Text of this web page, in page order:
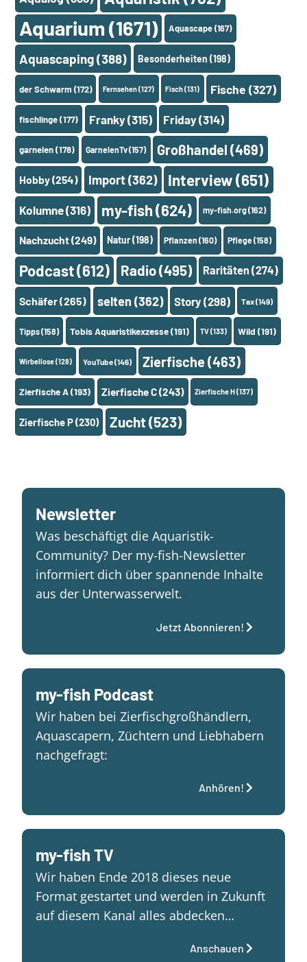
Aquarium (1671) Aquascape(167)
Aquascaping(388) Besonderheiten (198)
der Schwarm(172) Fernsehen(127) Fisch(131) Fische (327)
fischlinge(177) Franky(315) Friday(314)
garnelen(178) GarnelenTv(157) Großhandel (469)
Hobby(254) Import(362) Interview(651)
Kolumne(316) my-fish(624) my-fish.org(162)
Nachzucht(249) Natur(198) Pflanzen(160) Pflege(158)
Podcast(612) Radio(495) Raritäten (274)
Schäfer(265) selten (362) Story (298) Tax(149)
Tipps(158) Tobis Aquaristikexzesse(191) TV(133) Wild (191)
Wirbellose(128) YouTube(146) Zierfische(463)
Zierfische A(193) Zierfische C(243) Zierfische H(137)
Zierfische P(230) Zucht(523)
Newsletter
Was beschäftigt die Aquaristik-
Community? Der my-fish-Newsletter
informiert dich über spannende Inhalte
aus der Unterwasserwelt.
Jetzt Abonnieren!
my-fish Podcast
Wir haben bei Zierfischgroßhändlern,
Aquascapern, Züchtern und Liebhabern
nachgefragt:
Anhören!
my-fish TV
Wir haben Ende 2018 dieses neue
Format gestartet und werden in Zukunft
auf diesem Kanal alles abdecken…
Anschauen